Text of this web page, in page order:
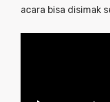
acara bisa disimak